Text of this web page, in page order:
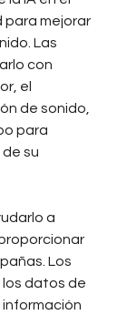
para mejorar
Las
con
el
de sonido,
para
su
a
Los
los datos de